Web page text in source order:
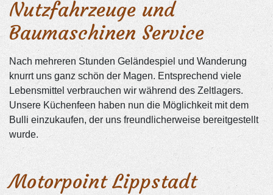
Nutzfahrzeuge und
Baumaschinen Service
Nach mehreren Stunden Geländespiel und Wanderung
knurrt uns ganz schön der Magen. Entsprechend viele
Lebensmittel verbrauchen wir während des Zeltlagers.
Unsere Küchenfeen haben nun die Möglichkeit mit dem
Bulli einzukaufen, der uns freundlicherweise bereitgestellt
wurde.
Motorpoint Lippstadt